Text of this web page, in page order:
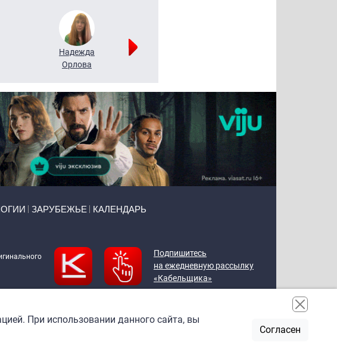
Надежда
Орлова
ЗАРУБЕЖЬЕ КАЛЕНДАРЬ
Подпишитесь
на ежедневную рассылку
«Кабельщика»
При использовании данного сайта, вы
Согласен